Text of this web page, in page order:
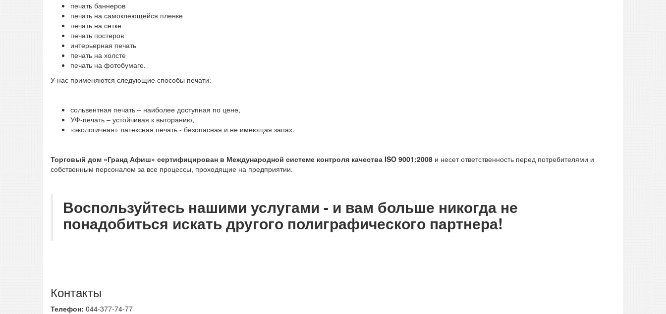
печать баннеров
печать на самоклеющейся пленке
печать на сетке
печать постеров
интерьерная печать
печать на холсте
печать на фотобумаге.
У нас применяются следующие способы печати:
сольвентная печать – наиболее доступная по цене,
УФ-печать – устойчивая к выгоранию,
«экологичная» латексная печать - безопасная и не имеющая запах.
Торговый дом «Гранд Афиш» сертифицирован в Международной системе контроля качества ISO 9001:2008 и несет ответственность перед потребителями и
собственным персоналом за все процессы, проходящие на предприятии.
Воспользуйтесь нашими услугами - и вам больше никогда не
понадобиться искать другого полиграфического партнера!
Контакты
Телефон: 044-377-74-77